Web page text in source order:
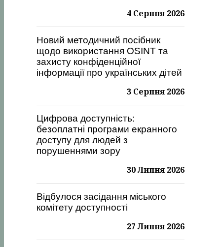
4 Серпня 2026
Новий методичний посібник
щодо використання OSINT та
захисту конфіденційної
інформації про українських дітей
3 Серпня 2026
Цифрова доступність:
безоплатні програми екранного
доступу для людей з
порушеннями зору
30 Липня 2026
Відбулося засідання міського
комітету доступності
27 Липня 2026